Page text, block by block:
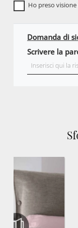
Ho preso visione
Domanda di
Scrivere la